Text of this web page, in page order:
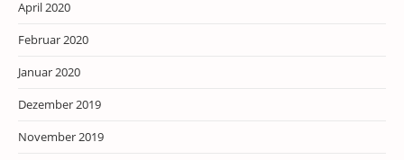
April 2020
Februar 2020
Januar 2020
Dezember 2019
November 2019